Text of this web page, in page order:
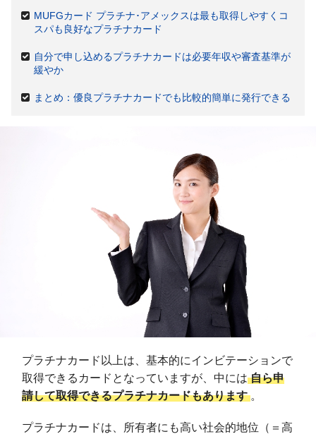
MUFGカード プラチナ･アメックスは最も取得しやすくコ
スパも良好なプラチナカード
自分で申し込めるプラチナカードは必要年収や審査基準が
緩やか
まとめ：優良プラチナカードでも比較的簡単に発行できる
プラチナカード以上は、基本的にインビテーションで
取得できるカードとなっていますが、中には 自ら申
請して取得できるプラチナカードもあります 。
プラチナカードは、所有者にも高い社会的地位（＝高